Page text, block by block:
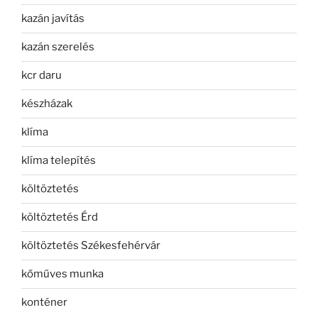
kazán javítás
kazán szerelés
kcr daru
készházak
klíma
klíma telepítés
költöztetés
költöztetés Érd
költöztetés Székesfehérvár
kőműves munka
konténer